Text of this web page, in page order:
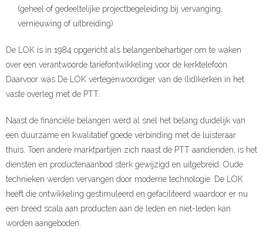
(geheel of gedeeltelijke projectbegeleiding bij vervanging,
vernieuwing of uitbreiding)
De LOK is in 1984 opgericht als belangenbehartiger om te waken
over een verantwoorde tariefontwikkeling voor de kerktelefoon.
Daarvoor was De LOK vertegenwoordiger van de (lid)kerken in het
vaste overleg met de PTT.
Naast de financiële belangen werd al snel het belang duidelijk van
een duurzame en kwalitatief goede verbinding met de luisteraar
thuis. Toen andere marktpartijen zich naast de PTT aandienden, is het
diensten en productenaanbod sterk gewijzigd en uitgebreid. Oude
technieken werden vervangen door moderne technologie. De LOK
heeft die ontwikkeling gestimuleerd en gefaciliteerd waardoor er nu
een breed scala aan producten aan de leden en niet-leden kan
worden aangeboden.